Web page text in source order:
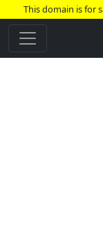
This domain is for